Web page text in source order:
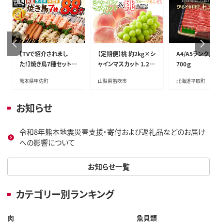
【TVで紹介されまし
た！】焼き鳥7種セット 8
熊本県甲佐町
【定期便】桃 約2kg×シ
ャインマスカット 1.2kg
山梨県笛吹市
A4/A5ランク黒
700ｇ
北海道平取町
お知らせ
お知らせ一覧
令和8年熊本地震災害支援・寄付および返礼品などのお届け
への影響について
カテゴリー別ランキング
肉 魚貝類